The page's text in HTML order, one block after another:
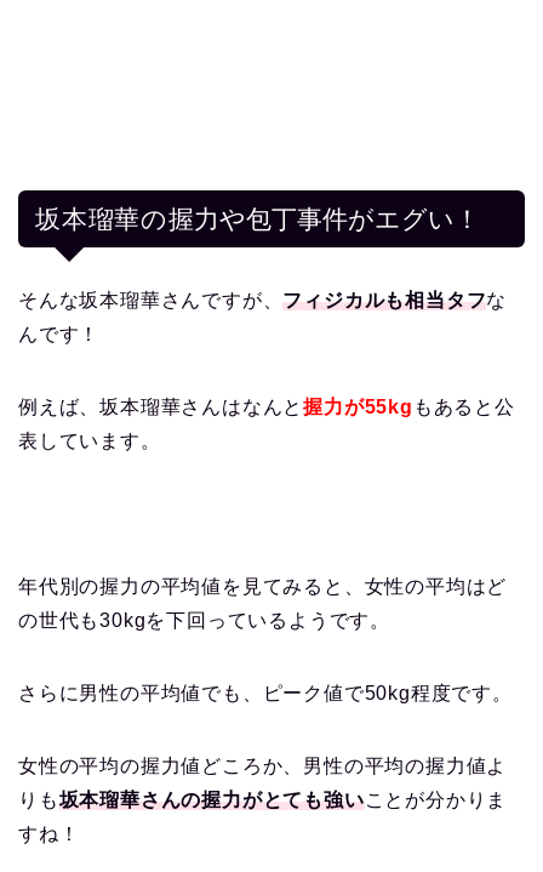
坂本瑠華の握力や包丁事件がエグい！
そんな坂本瑠華さんですが、フィジカルも相当タフな
んです！
例えば、坂本瑠華さんはなんと握力が55kg もあると公
表しています。
年代別の握力の平均値を見てみると、女性の平均はど
の世代も30kgを下回っているようです。
さらに男性の平均値でも、ピーク値で50kg程度です。
女性の平均の握力値どころか、男性の平均の握力値よ
りも坂本瑠華さんの握力がとても強いことが分かりま
すね！